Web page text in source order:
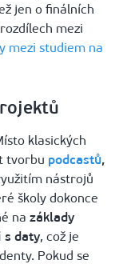
jen o finálních
mezi
mezi studiem na
klasických
tvorbu podcastů,
nástrojů
školy dokonce
na základy
s daty, což je
Pokud se